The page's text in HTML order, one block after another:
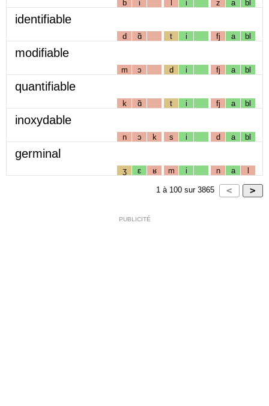
b i l i z a bl
identifiable
d ɑ̃ t i fj a bl
modifiable
m ɔ d i fj a bl
quantifiable
k ɑ̃ t i fj a bl
inoxydable
n ɔ k s i d a bl
germinal
ʒ ɛ ʁ m i n a l
1 à 100 sur 3865
PUBLICITÉ